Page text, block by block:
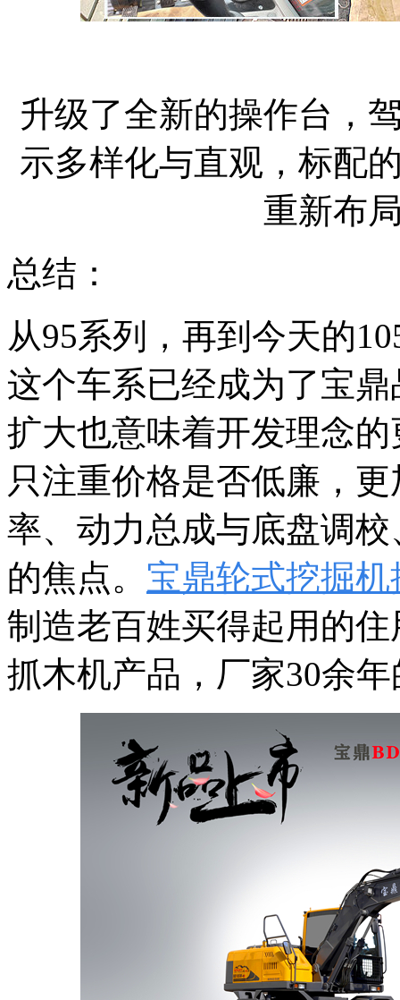
升级了全新的操作台，
示多样化与直观，标配
重新布
总结：
从95系列，再到今天的
这个车系已经成为了宝
扩大也意味着开发理念
只注重价格是否低廉，
率、动力总成与底盘调
的焦点。 宝鼎轮式挖掘
制造老百姓买得起用的
抓木机产品，厂家30余